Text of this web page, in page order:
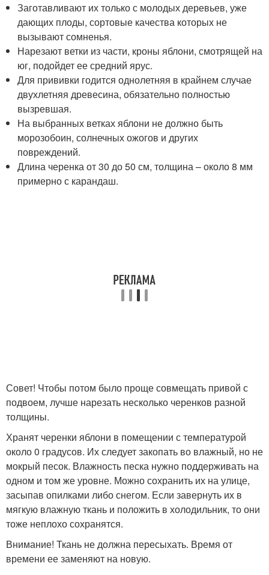
Заготавливают их только с молодых деревьев, уже
дающих плоды, сортовые качества которых не
вызывают сомненья.
Нарезают ветки из части, кроны яблони, смотрящей на
юг, подойдет ее средний ярус.
Для прививки годится однолетняя в крайнем случае
двухлетняя древесина, обязательно полностью
вызревшая.
На выбранных ветках яблони не должно быть
морозобоин, солнечных ожогов и других
повреждений.
Длина черенка от 30 до 50 см, толщина – около 8 мм
примерно с карандаш.
Совет! Чтобы потом было проще совмещать привой с
подвоем, лучше нарезать несколько черенков разной
толщины.
Хранят черенки яблони в помещении с температурой
около 0 градусов. Их следует закопать во влажный, но не
мокрый песок. Влажность песка нужно поддерживать на
одном и том же уровне. Можно сохранить их на улице,
засыпав опилками либо снегом. Если завернуть их в
мягкую влажную ткань и положить в холодильник, то они
тоже неплохо сохранятся.
Внимание! Ткань не должна пересыхать. Время от
времени ее заменяют на новую.